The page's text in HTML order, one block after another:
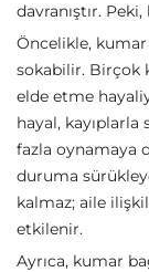
davranıştır.
Öncelikle,
sokabilir. Birçok
elde etme
hayal,
fazla oynamaya
duruma
kalmaz; aile
etkilenir.
Ayrıca, kumar